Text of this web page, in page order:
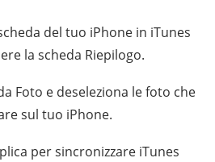
del tuo iPhone in iTunes
la scheda Riepilogo.
Foto e deseleziona le foto che
sul tuo iPhone.
per sincronizzare iTunes